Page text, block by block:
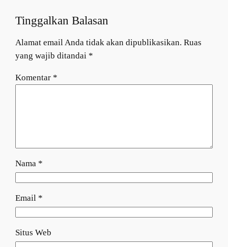
Tinggalkan Balasan
Alamat email Anda tidak akan dipublikasikan. Ruas
yang wajib ditandai *
Komentar *
Nama *
Email *
Situs Web